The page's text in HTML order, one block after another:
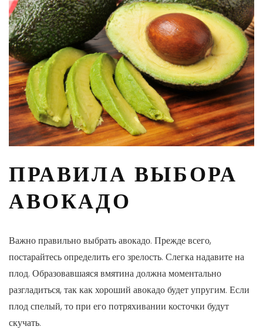
ПРАВИЛА ВЫБОРА
АВОКАДО
Важно правильно выбрать авокадо. Прежде всего,
постарайтесь определить его зрелость. Слегка надавите на
плод. Образовавшаяся вмятина должна моментально
разгладиться, так как хороший авокадо будет упругим. Если
плод спелый, то при его потряхивании косточки будут
скучать.